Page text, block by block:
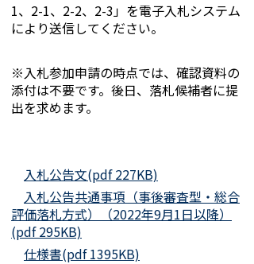
1、2-1、2-2、2-3」を電子入札システム
により送信してください。
※入札参加申請の時点では、確認資料の
添付は不要です。後日、落札候補者に提
出を求めます。
入札公告文(pdf 227KB)
入札公告共通事項（事後審査型・総合
評価落札方式）（2022年9月1日以降）
(pdf 295KB)
仕様書(pdf 1395KB)